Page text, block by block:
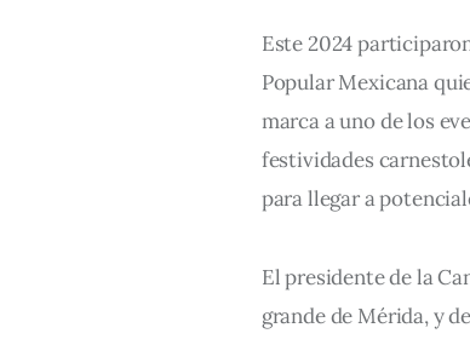
Este 2024
Popular Mexicana
marca a uno de los
festividades
para llegar a
El presidente de la
grande de Mérida, y